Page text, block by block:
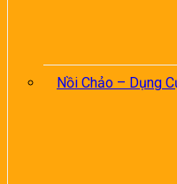
Nồi Chảo – Dụng